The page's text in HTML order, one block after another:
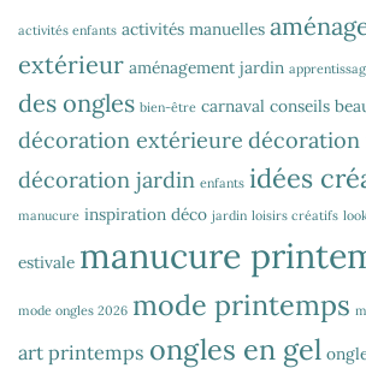
activités enfants activités manuelles
extérieur aménagement jardin
des ongles bien-être carnaval conseils
décoration extérieure
décoration jardin enfants idées
manucure inspiration déco jardin loisirs créatifs
estivale manucure
mode ongles 2026 mode printemps
art printemps ongles en gel